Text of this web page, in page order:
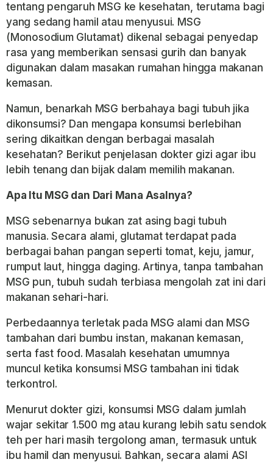
tentang pengaruh MSG ke kesehatan, terutama bagi
yang sedang hamil atau menyusui. MSG
(Monosodium Glutamat) dikenal sebagai penyedap
rasa yang memberikan sensasi gurih dan banyak
digunakan dalam masakan rumahan hingga makanan
kemasan.
Namun, benarkah MSG berbahaya bagi tubuh jika
dikonsumsi? Dan mengapa konsumsi berlebihan
sering dikaitkan dengan berbagai masalah
kesehatan? Berikut penjelasan dokter gizi agar ibu
lebih tenang dan bijak dalam memilih makanan.
Apa Itu MSG dan Dari Mana Asalnya?
MSG sebenarnya bukan zat asing bagi tubuh
manusia. Secara alami, glutamat terdapat pada
berbagai bahan pangan seperti tomat, keju, jamur,
rumput laut, hingga daging. Artinya, tanpa tambahan
MSG pun, tubuh sudah terbiasa mengolah zat ini dari
makanan sehari-hari.
Perbedaannya terletak pada MSG alami dan MSG
tambahan dari bumbu instan, makanan kemasan,
serta fast food. Masalah kesehatan umumnya
muncul ketika konsumsi MSG tambahan ini tidak
terkontrol.
Menurut dokter gizi, konsumsi MSG dalam jumlah
wajar sekitar 1.500 mg atau kurang lebih satu sendok
teh per hari masih tergolong aman, termasuk untuk
ibu hamil dan menyusui. Bahkan, secara alami ASI